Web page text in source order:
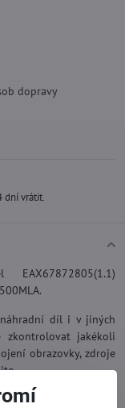
dopravy
dní vrátit.
díl i v jiných
zkontrolovat jakékoli
obrazovky, zdroje